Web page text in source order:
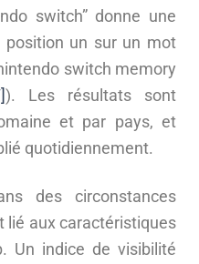
switch” donne une
position un sur un mot
switch memory
). Les résultats sont
et par pays, et
quotidiennement.
des circonstances
lié aux caractéristiques
Un indice de visibilité